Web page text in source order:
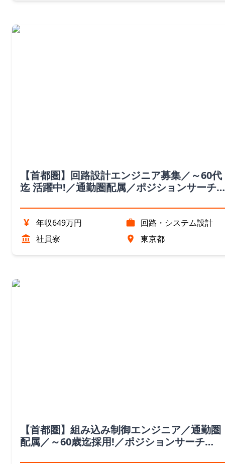
【首都圏】回路設計エンジニア募集／～60代
迄 活躍中!／通勤圏配属／ポジションサーチ
¥
年収649万円
回路・システム設計
社員寮
東京都
【首都圏】組み込み制御エンジニア／通勤圏
配属／～60歳迄採用!／ポジションサーチ